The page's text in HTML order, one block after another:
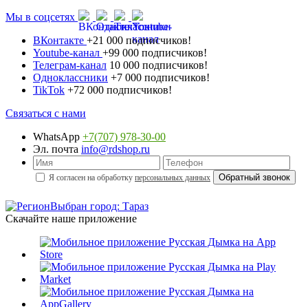
Мы в соцсетях
ВКонтакте +21 000 подписчиков!
Youtube-канал +99 000 подписчиков!
Телеграм-канал 10 000 подписчиков!
Одноклассники +7 000 подписчиков!
TikTok +72 000 подписчиков!
Связаться с нами
WhatsApp +7(707) 978-30-00
Эл. почта info@rdshop.ru
Я согласен на обработку персональных данных
Выбран город: Тараз
Скачайте наше приложение